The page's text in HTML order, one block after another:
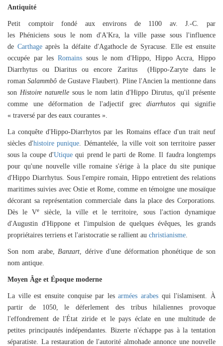
Antiquité
Petit comptoir fondé aux environs de 1100 av. J.-C. par
les Phénicienssous le nom d'A'Kra, la ville passe sous l'influence
de Carthageaprès la défaite d'Agathocle de Syracuse. Elle est ensuite
occupée par lesRomains sous le nom d'Hippo, Hippo Accra, Hippo
Diarrhytus ou Diaritus ou encore Zaritus
(Hippo-Zaryte dans le
romanSalammbô de Gustave Flaubert). Pline l'Ancien la mentionne dans
son Histoire naturelle sous le nom latin d'Hippo Dirutus, qu'il présente
comme une déformation de l'adjectif grec diarrhutos qui signifie
« traversé par des eaux courantes ».
La conquête d'Hippo-Diarrhytos par les Romains efface d'un trait neuf
siècles d'histoire punique. Démantelée, la ville voit son territoire passer
sous la coupe d'Utique qui prend le parti de Rome. Il faudra longtemps
pour qu'une nouvelle ville romaine s'érige à la place du site punique
d'Hippo Diarrhytus. Sous l'empire romain, Hippo entretient des relations
maritimes suivies avecOstie etRome, comme en témoigne une mosaïque
décorant sa représentation commerciale dans la place des Corporations.
Dès le Ve
siècle, la ville et le territoire, sous l'action dynamique
d'Augustin d'Hippone et l'impulsion de quelques évêques, les grands
propriétaires terriens et l'aristocratie se rallient au christianisme.
Son nom arabe,Banzart, dérive d'une déformation phonétique de son
nom antique.
Moyen Âge et Époque moderne
La ville est ensuite conquise par lesarmées arabes qui l'islamisent. À
partir de 1050, le déferlement des tribus hilaliennes provoque
l'effondrement de l'État ziride et le pays éclate en une multitude de
petites principautés indépendantes. Bizerte n'échappe pas à la tentation
séparatiste. La restauration de l'autorité almohade annonce une nouvelle